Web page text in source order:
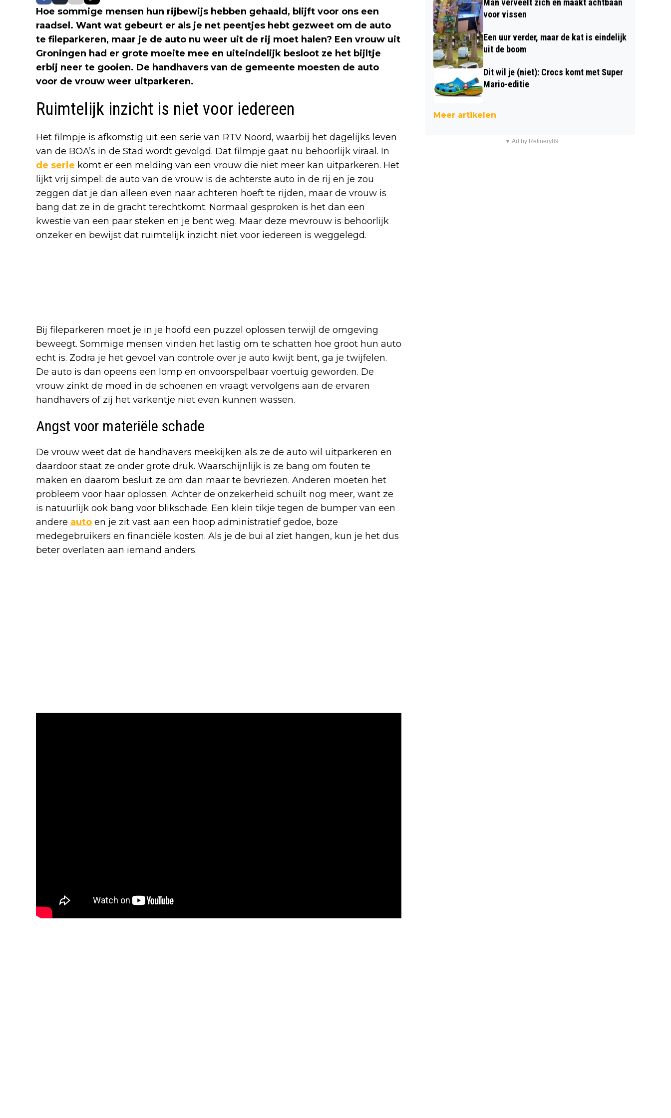
Hoe sommige mensen hun rijbewijs hebben gehaald, blijft voor ons een
raadsel. Want wat gebeurt er als je net peentjes hebt gezweet om de auto
te fileparkeren, maar je de auto nu weer uit de rij moet halen? Een vrouw uit
Groningen had er grote moeite mee en uiteindelijk besloot ze het bijltje
erbij neer te gooien. De handhavers van de gemeente moesten de auto
voor de vrouw weer uitparkeren.
Ruimtelijk inzicht is niet voor iedereen
Het filmpje is afkomstig uit een serie van RTV Noord, waarbij het dagelijks leven
van de BOA’s in de Stad wordt gevolgd. Dat filmpje gaat nu behoorlijk viraal. In
de serie komt er een melding van een vrouw die niet meer kan uitparkeren. Het
lijkt vrij simpel: de auto van de vrouw is de achterste auto in de rij en je zou
zeggen dat je dan alleen even naar achteren hoeft te rijden, maar de vrouw is
bang dat ze in de gracht terechtkomt. Normaal gesproken is het dan een
kwestie van een paar steken en je bent weg. Maar deze mevrouw is behoorlijk
onzeker en bewijst dat ruimtelijk inzicht niet voor iedereen is weggelegd.
Bij fileparkeren moet je in je hoofd een puzzel oplossen terwijl de omgeving
beweegt. Sommige mensen vinden het lastig om te schatten hoe groot hun auto
echt is. Zodra je het gevoel van controle over je auto kwijt bent, ga je twijfelen.
De auto is dan opeens een lomp en onvoorspelbaar voertuig geworden. De
vrouw zinkt de moed in de schoenen en vraagt vervolgens aan de ervaren
handhavers of zij het varkentje niet even kunnen wassen.
Angst voor materiële schade
De vrouw weet dat de handhavers meekijken als ze de auto wil uitparkeren en
daardoor staat ze onder grote druk. Waarschijnlijk is ze bang om fouten te
maken en daarom besluit ze om dan maar te bevriezen. Anderen moeten het
probleem voor haar oplossen. Achter de onzekerheid schuilt nog meer, want ze
is natuurlijk ook bang voor blikschade. Een klein tikje tegen de bumper van een
andere auto en je zit vast aan een hoop administratief gedoe, boze
medegebruikers en financiële kosten. Als je de bui al ziet hangen, kun je het dus
beter overlaten aan iemand anders.
Man verveelt zich en maakt achtbaan
voor vissen
Een uur verder, maar de kat is eindelijk
uit de boom
Dit wil je (niet): Crocs komt met Super
Mario-editie
Meer artikelen
▼ Ad by Refinery89